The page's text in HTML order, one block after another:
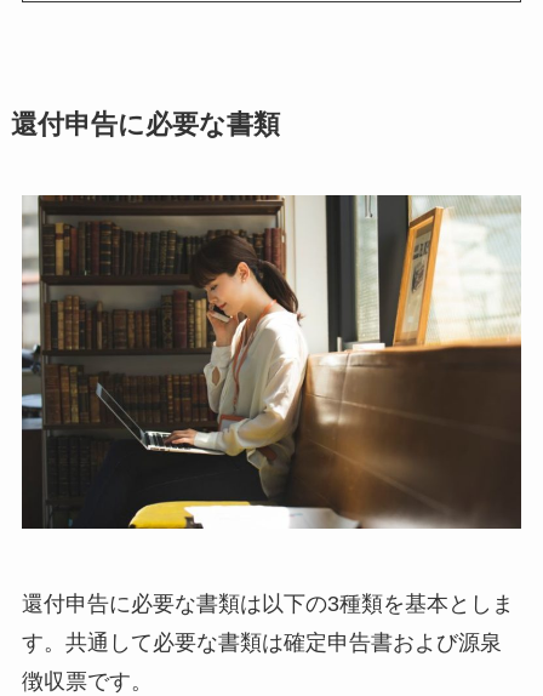
還付申告に必要な書類
還付申告に必要な書類は以下の3種類を基本としま
す。共通して必要な書類は確定申告書および源泉
徴収票です。